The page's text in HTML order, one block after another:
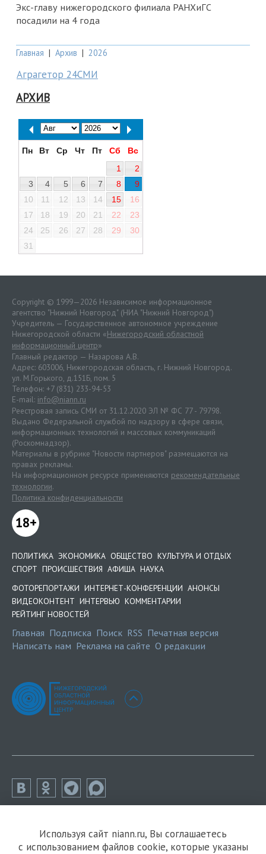
Экс-главу нижегородского филиала РАНХиГС
посадили на 4 года
Главная | Архив | 2026
Аграгетор 24СМИ
АРХИВ
Пн Вт Ср Чт Пт Сб
Вс
1
2
3
4 5 6 7 8
9
10
11 12 13 14 15
16
17
18 19 20 21 22
23
24
25 26 27 28 29
30
31
Copyright © 1999—2026 Независимое информационное
агентство "Нижний Новгород" (НИА "Нижний Новгород")
Учредитель — Государственное автономное учреждение
Нижегородской области «Нижегородский областной
информационный центр»
Главный редактор — Назарова А.В.
Адрес: 603006, Нижегородская область, г. Нижний Новгород.
ул. М.Горького, д.151Б, пом. 5
Телефон: +7 (831) 233-94-53
E-mail: info@niann.ru
Реестровая запись СМИ от 31.12.2020 ЭЛ № ФС 77 - 79798.
Выдано Федеральной службой по надзору в сфере связи,
информационных технологий и массовых коммуникаций
(Роскомнадзор).
Материалы в рубрике "Новости партнеров" размещаются на
правах рекламы.
На информационном ресурсе применяются рекомендательные
технологии.
Политика конфиденциальности
18+
ПОЛИТИКА ЭКОНОМИКА ОБЩЕСТВО КУЛЬТУРА И ОТДЫХ
СПОРТ ПРОИСШЕСТВИЯ АФИША НАУКА
ФОТОРЕПОРТАЖИ ИНТЕРНЕТ-КОНФЕРЕНЦИИ АНОНСЫ
ВИДЕОКОНТЕНТ ИНТЕРВЬЮ КОММЕНТАРИИ
РЕЙТИНГ НОВОСТЕЙ
Главная Подписка Поиск RSS Печатная версия
Написать нам Реклама на сайте О редакции
Используя сайт niann.ru, Вы соглашаетесь
с использованием файлов cookie, которые указаны